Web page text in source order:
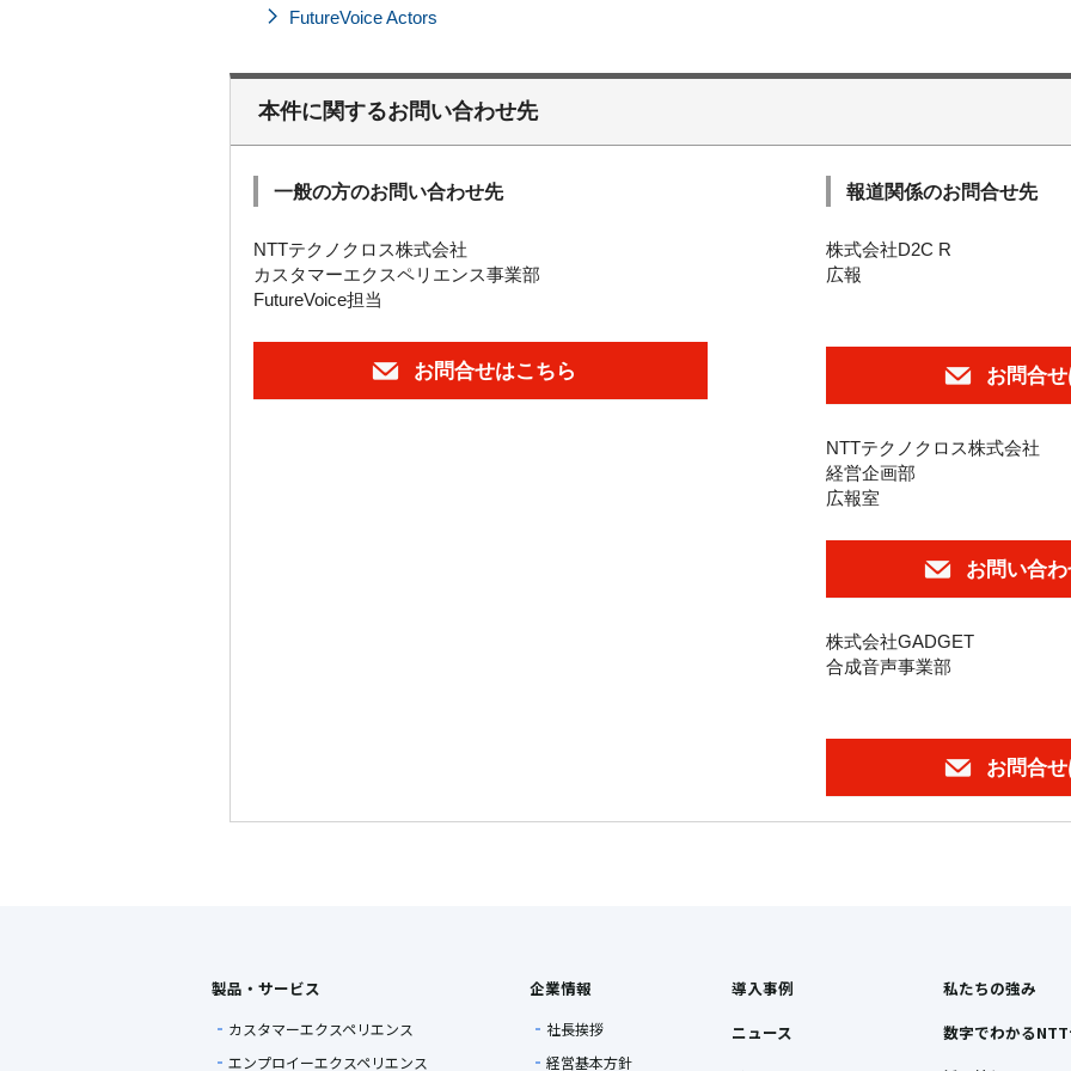
FutureVoice Actors
本件に関するお問い合わせ先
一般の方のお問い合わせ先
NTTテクノクロス株式会社
カスタマーエクスペリエンス事業部
FutureVoice担当
お問合せはこちら
報道関係のお問合せ先
株式会社D2C R
広報
お問合
NTTテクノクロス株式会社
経営企画部
広報室
お問い合
株式会社GADGET
合成音声事業部
お問合
製品・サービス
カスタマーエクスペリエンス
エンプロイーエクスペリエンス
企業情報
社長挨拶
経営基本方針
導入事例
ニュース
私たちの強み
数字でわかる